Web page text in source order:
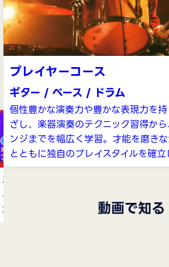
プレイヤーコース
ギター / ベース / ドラム
個性豊かな演奏力や豊かな表現力を
ざし、楽器演奏のテクニック習得か
ンジまでを幅広く学習。才能を磨き
とともに独自のプレイスタイルを確立
動画で知る
ミュージックアーテ
ィスト科 プレイヤー
コース
ミュージック
ィスト科 ヴォ
ストコース